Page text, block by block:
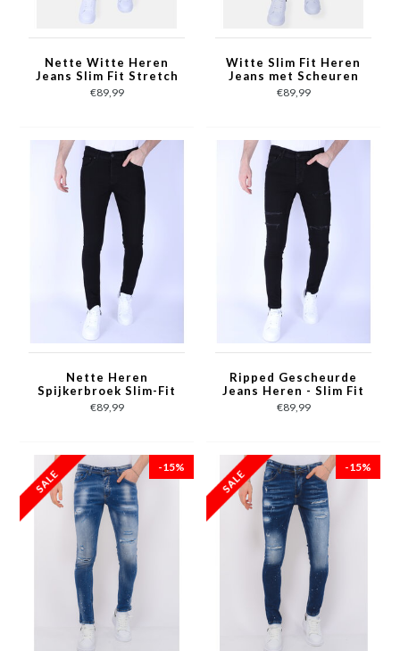
Nette Witte Heren
Jeans Slim Fit Stretch
-1089 - Wit
€89,99
Witte Slim Fit Heren
Jeans met Scheuren
-1090 - Wit
€89,99
Nette Heren
Spijkerbroek Slim-Fit
met Stretch -1091-
Zwart
€89,99
Ripped Gescheurde
Jeans Heren - Slim Fit
-1092- Zwart
€89,99
-15% -15%